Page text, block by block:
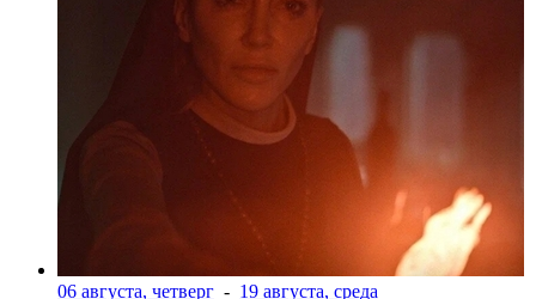
06 августа, четверг - 19 августа, среда